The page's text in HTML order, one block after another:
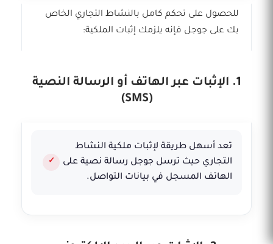
للحصول على تحكم كامل بالنشاط التجاري الخاص
بك على جوجل فإنه يلزمك إثبات الملكية:
1. الإثبات عبر الهاتف أو الرسالة النصية
(SMS)
تعد أسهل طريقة لإثبات ملكية النشاط
التجاري حيث ترسل جوجل رسالة نصية على
الهاتف المسجل في بيانات التواصل.